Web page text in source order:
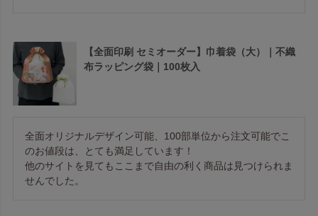
【全面印刷 セミオーダー】巾着袋（大）｜不織
布ラッピング袋｜100枚入
全面オリジナルデザイン可能、100部単位から注文可能でこ
のお値段は、とても満足しています！
他のサイトを見てもここまで自由の利く商品は見つけられま
せんでした。